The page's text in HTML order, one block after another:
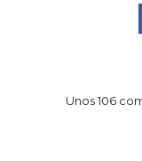
Unos 106